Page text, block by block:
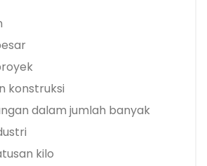
konstruksi
dalam jumlah banyak
kilo